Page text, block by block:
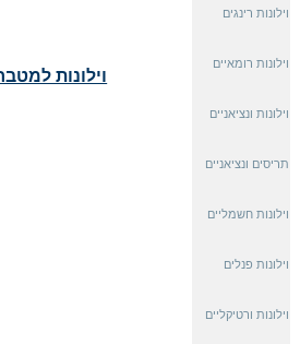
וילונות רינגים
וילונות רומאיים
וילונות ונציאניים
תריסים ונציאניים
וילונות חשמליים
וילונות פנלים
וילונות ורטיקליים